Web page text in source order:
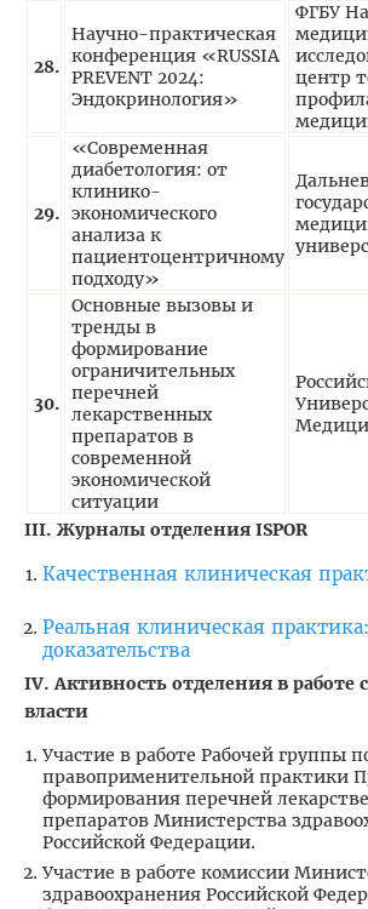
28.
Научно-практическая
конференция «RUSSIA
PREVENT 2024:
Эндокринология»
ФГБУ
центр
29.
«Современная
диабетология: от
клинико-
экономического
анализа к
пациентоцентричному
подходу»
30.
Основные вызовы и
тренды в
формирование
ограничительных
перечней
лекарственных
препаратов в
современной
экономической
ситуации
III. Журналы отделения ISPOR
Качественная клиническая
Реальная клиническая
доказательства
IV. Активность отделения в работе
власти
Участие в работе Рабочей группы
правоприменительной практики
формирования перечней
препаратов Министерства
Российской Федерации.
Участие в работе комиссии
здравоохранения Российской